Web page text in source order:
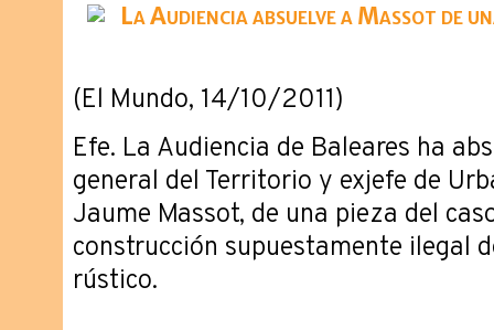
La Audiencia absuelve a Massot de
(El Mundo, 14/10/2011)
Efe. La Audiencia de Baleares ha
general del Territorio y exjefe de
Jaume Massot, de una pieza del
construcción supuestamente ilegal
rústico.